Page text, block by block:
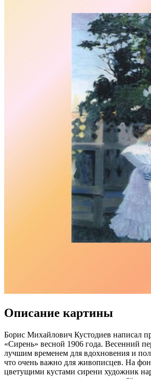
Описание картины
Борис Михайлович Кустодиев написал
«Сирень» весной 1906 года. Весенний
лучшим временем для вдохновения и
что очень важно для живописцев. На
цветущими кустами сирени художник